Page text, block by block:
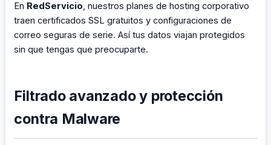
En RedServicio, nuestros planes de hosting corporativo
traen certificados SSL gratuitos y configuraciones de
correo seguras de serie. Así tus datos viajan protegidos
sin que tengas que preocuparte.
Filtrado avanzado y protección
contra Malware